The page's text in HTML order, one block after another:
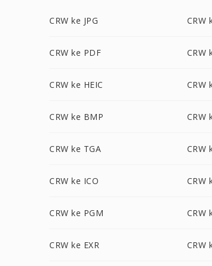
CRW ke JPG CRW
CRW ke PDF CRW
CRW ke HEIC CRW
CRW ke BMP CRW
CRW ke TGA CRW
CRW ke ICO CRW
CRW ke PGM CRW
CRW ke EXR CRW